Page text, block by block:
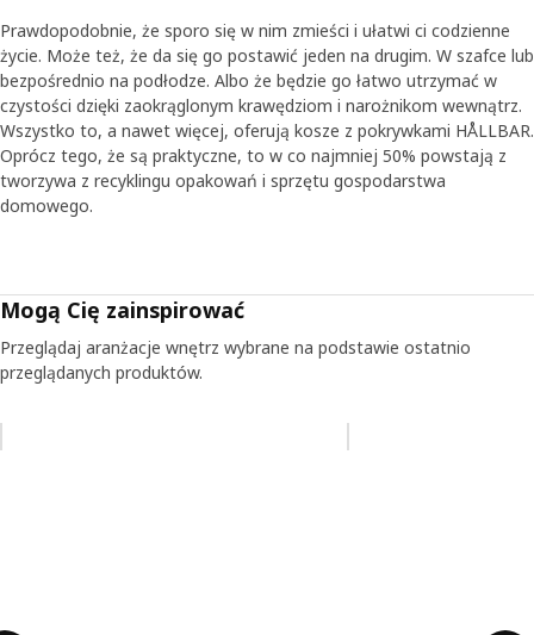
Prawdopodobnie, że sporo się w nim zmieści i ułatwi ci codzienne
życie. Może też, że da się go postawić jeden na drugim. W szafce lub
bezpośrednio na podłodze. Albo że będzie go łatwo utrzymać w
czystości dzięki zaokrąglonym krawędziom i narożnikom wewnątrz.
Wszystko to, a nawet więcej, oferują kosze z pokrywkami HÅLLBAR.
Oprócz tego, że są praktyczne, to w co najmniej 50% powstają z
tworzywa z recyklingu opakowań i sprzętu gospodarstwa
domowego.
Mogą Cię zainspirować
Przeglądaj aranżacje wnętrz wybrane na podstawie ostatnio
przeglądanych produktów.